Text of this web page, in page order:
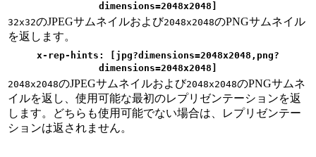
dimensions=2048x2048]
32x32のJPEGサムネイルおよび2048x2048のPNGサムネイル
を返します。
x-rep-hints: [jpg?dimensions=2048x2048,png?
dimensions=2048x2048]
2048x2048のJPEGサムネイルおよび2048x2048のPNGサムネ
イルを返し、使用可能な最初のレプリゼンテーションを返
します。どちらも使用可能でない場合は、レプリゼンテー
ションは返されません。